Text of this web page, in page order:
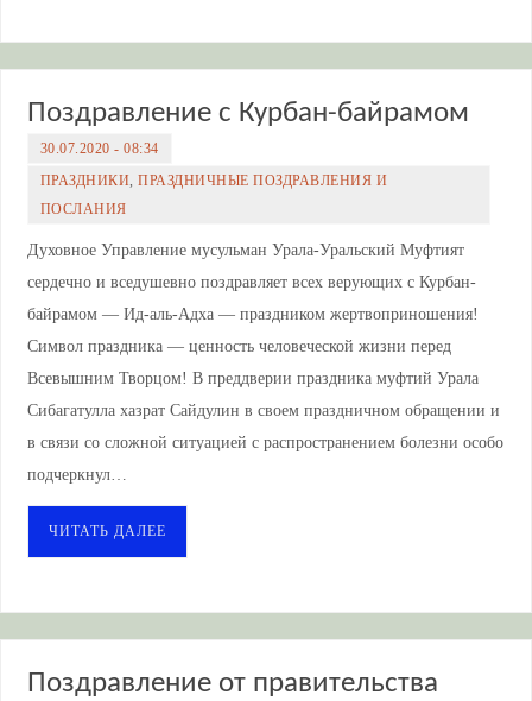
Поздравление с Курбан-байрамом
30.07.2020 - 08:34
ПРАЗДНИКИ,ПРАЗДНИЧНЫЕ ПОЗДРАВЛЕНИЯ И
ПОСЛАНИЯ
Духовное Управление мусульман Урала-Уральский Муфтият
сердечно и вседушевно поздравляет всех верующих с Курбан-
байрамом — Ид-аль-Адха — праздником жертвоприношения!
Символ праздника — ценность человеческой жизни перед
Всевышним Творцом! В преддверии праздника муфтий Урала
Сибагатулла хазрат Сайдулин в своем праздничном обращении и
в связи со сложной ситуацией с распространением болезни особо
подчеркнул…
ЧИТАТЬ ДАЛЕЕ
Поздравление от правительства